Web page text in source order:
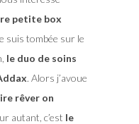
petite box
suis tombée sur le
le duo de soins
. Alors j’avoue
rêver on
autant, c’est le